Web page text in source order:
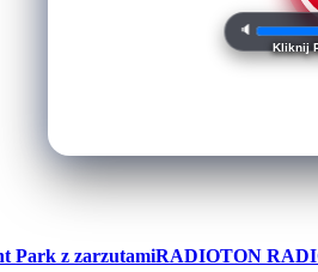
🔈
Kliknij
Park z zarzutamiRADIOTON